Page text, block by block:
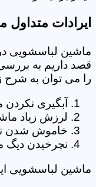
ایرادات متداول
ماشین لباسشویی
قصد داریم به
را می توان به شرح
آبگیری
لرزش زیاد
خاموش شدن
نچرخیدن دیگ
ماشین لباسشویی